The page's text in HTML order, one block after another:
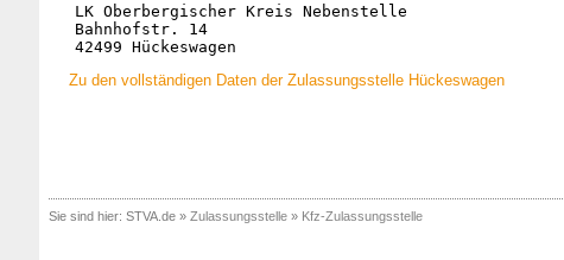
LK Oberbergischer Kreis Nebenstelle
Bahnhofstr. 14
42499 Hückeswagen
Zu den vollständigen Daten der Zulassungsstelle Hückeswagen
Sie sind hier: STVA.de» Zulassungsstelle» Kfz-Zulassungsstelle